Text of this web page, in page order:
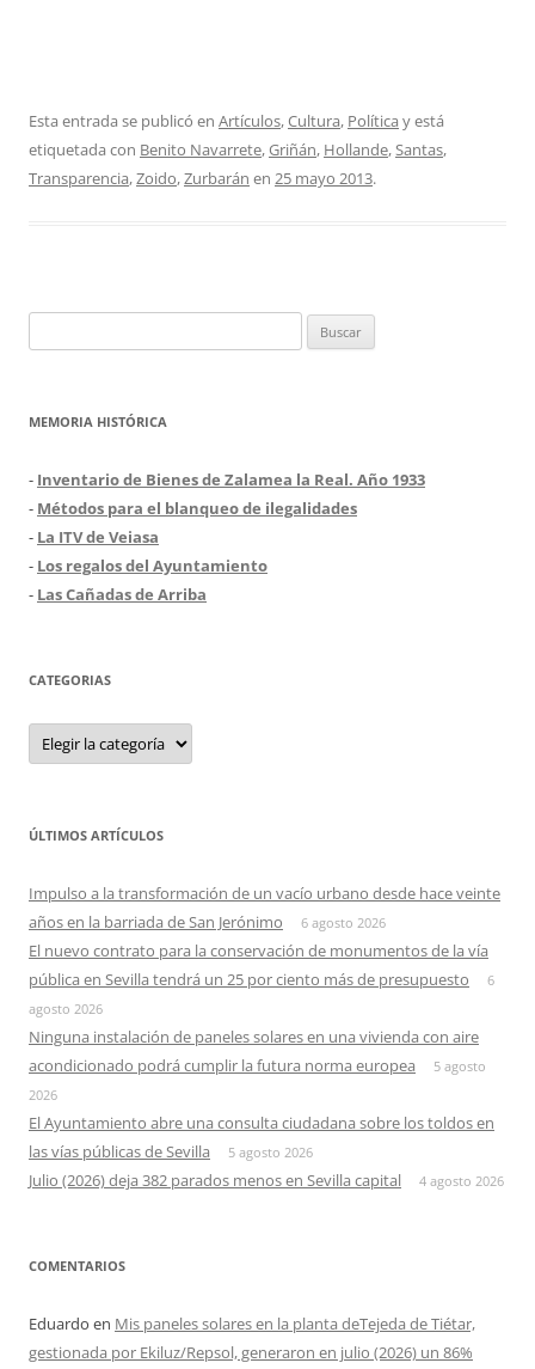
Esta entrada se publicó en Artículos,Cultura, Política y está
etiquetada con Benito Navarrete,Griñán, Hollande,Santas,
Transparencia,Zoido,Zurbarán en 25 mayo 2013.
MEMORIA HISTÓRICA
- Inventario de Bienes de Zalamea la Real. Año 1933
- Métodos para el blanqueo de ilegalidades
- La ITV de Veiasa
- Los regalos del Ayuntamiento
- Las Cañadas de Arriba
CATEGORIAS
Categorias
ÚLTIMOS ARTÍCULOS
Impulso a la transformación de un vacío urbano desde hace veinte
años en la barriada de San Jerónimo
6 agosto 2026
El nuevo contrato para la conservación de monumentos de la vía
pública en Sevilla tendrá un 25 por ciento más de presupuesto
6
agosto 2026
Ninguna instalación de paneles solares en una vivienda con aire
acondicionado podrá cumplir la futura norma europea
5 agosto
2026
El Ayuntamiento abre una consulta ciudadana sobre los toldos en
las vías públicas de Sevilla
5 agosto 2026
Julio (2026) deja 382 parados menos en Sevilla capital 4 agosto 2026
COMENTARIOS
Eduardo en Mis paneles solares en la planta deTejeda de Tiétar,
gestionada por Ekiluz/Repsol, generaron en julio (2026) un 86%